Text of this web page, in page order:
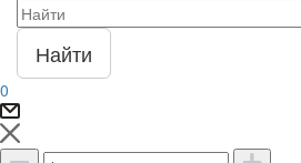
Найти
0